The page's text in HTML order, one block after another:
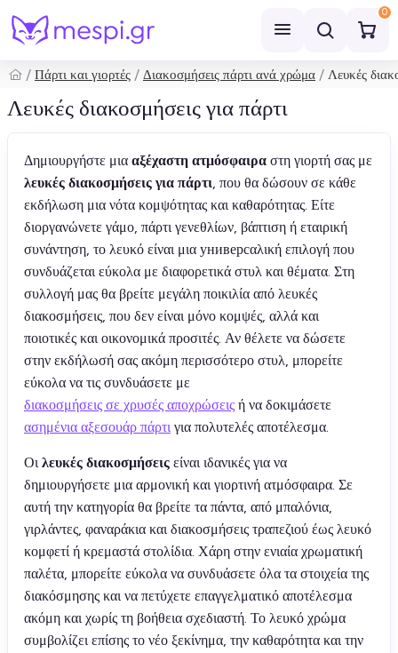
0
Αναζήτηση
Πάρτι και γιορτές Διακοσμήσεις πάρτι ανά χρώμα Λευκές
Λευκές διακοσμήσεις για πάρτι
Δημιουργήστε μια αξέχαστη ατμόσφαιρα στη γιορτή σας με
λευκές διακοσμήσεις για πάρτι, που θα δώσουν σε κάθε
εκδήλωση μια νότα κομψότητας και καθαρότητας. Είτε
διοργανώνετε γάμο, πάρτι γενεθλίων, βάπτιση ή εταιρική
συνάντηση, το λευκό είναι μια универсαλική επιλογή που
συνδυάζεται εύκολα με διαφορετικά στυλ και θέματα. Στη
συλλογή μας θα βρείτε μεγάλη ποικιλία από λευκές
διακοσμήσεις, που δεν είναι μόνο κομψές, αλλά και
ποιοτικές και οικονομικά προσιτές. Αν θέλετε να δώσετε
στην εκδήλωσή σας ακόμη περισσότερο στυλ, μπορείτε
εύκολα να τις συνδυάσετε με
διακοσμήσεις σε χρυσές αποχρώσεις ή να δοκιμάσετε
ασημένια αξεσουάρ πάρτιγια πολυτελές αποτέλεσμα.
Οιλευκές διακοσμήσεις είναι ιδανικές για να
δημιουργήσετε μια αρμονική και γιορτινή ατμόσφαιρα. Σε
αυτή την κατηγορία θα βρείτε τα πάντα, από μπαλόνια,
γιρλάντες, φαναράκια και διακοσμήσεις τραπεζιού έως λευκό
κομφετί ή κρεμαστά στολίδια. Χάρη στην ενιαία χρωματική
παλέτα, μπορείτε εύκολα να συνδυάσετε όλα τα στοιχεία της
διακόσμησης και να πετύχετε επαγγελματικό αποτέλεσμα
ακόμη και χωρίς τη βοήθεια σχεδιαστή. Το λευκό χρώμα
συμβολίζει επίσης το νέο ξεκίνημα, την καθαρότητα και την